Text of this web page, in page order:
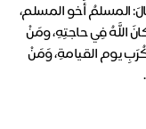
أَخو المسلم،
فِي حاجتِهِ، ومَنْ
القيامةِ، وَمَنْ